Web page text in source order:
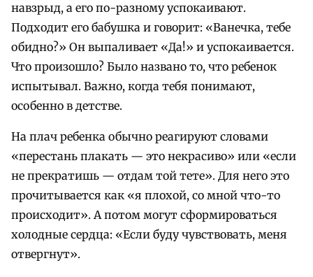
навзрыд, а его по-разному успокаивают.
Подходит его бабушка и говорит: «Ванечка, тебе
обидно?» Он выпаливает «Да!» и успокаивается.
Что произошло? Было названо то, что ребенок
испытывал. Важно, когда тебя понимают,
особенно в детстве.
На плач ребенка обычно реагируют словами
«перестань плакать — это некрасиво» или «если
не прекратишь — отдам той тете». Для него это
прочитывается как «я плохой, со мной что-то
происходит». А потом могут сформироваться
холодные сердца: «Если буду чувствовать, меня
отвергнут».